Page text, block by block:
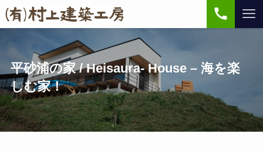
平砂浦の家 / Heisaura- House – 海を楽
しむ家！